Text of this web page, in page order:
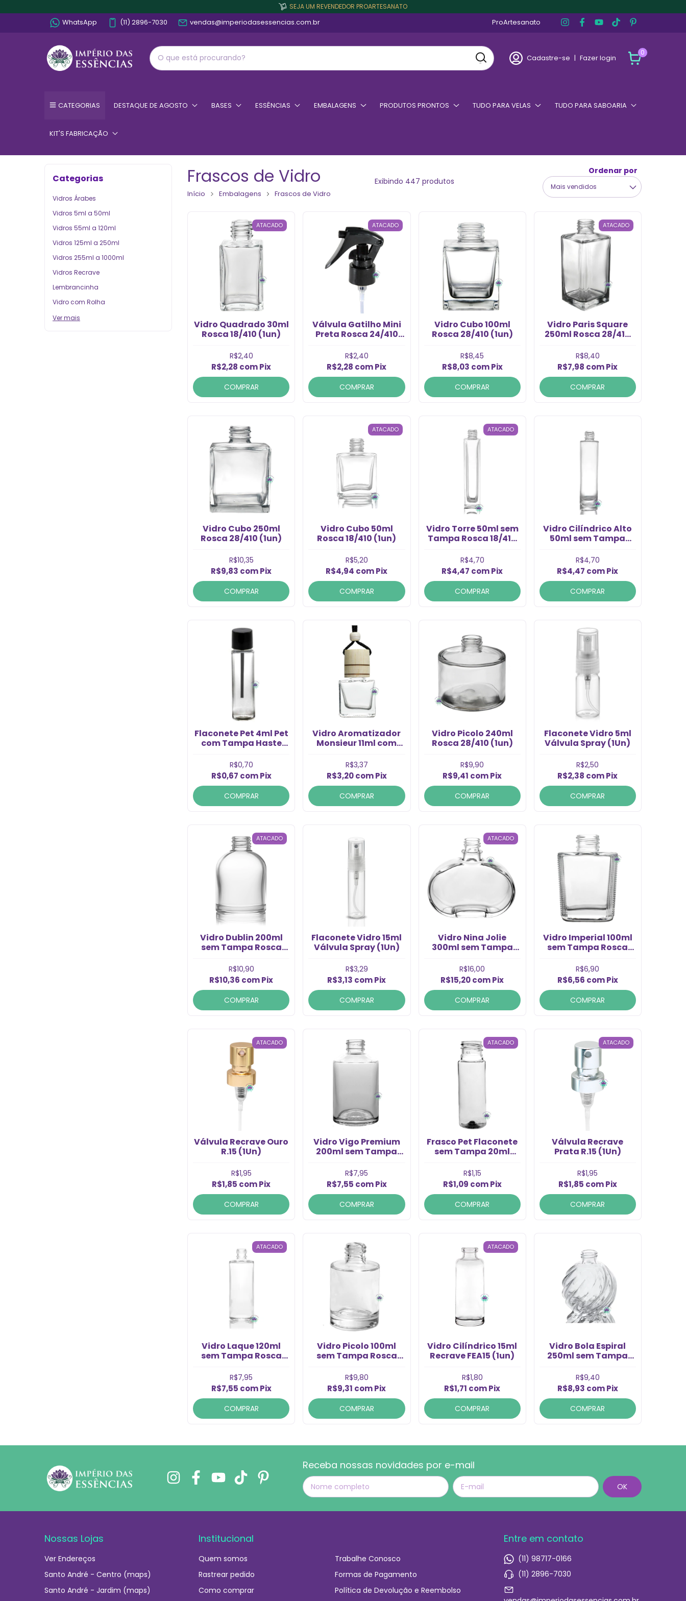
SEJA UM REVENDEDOR PROARTESANATO
WhatsApp (11) 2896-7030 vendas@imperiodasessencias.com.br ProArtesanato
Cadastre-se | Fazer login
0
CATEGORIAS DESTAQUE DE AGOSTO BASES ESSÊNCIAS EMBALAGENS PRODUTOS PRONTOS TUDO PARA VELAS TUDO PARA SABOARIA
KIT'S FABRICAÇÃO
Categorias
Vidros Árabes
Vidros 5ml a 50ml
Vidros 55ml a 120ml
Vidros 125ml a 250ml
Vidros 255ml a 1000ml
Vidros Recrave
Lembrancinha
Vidro com Rolha
Ver mais
Frascos de Vidro
Início Embalagens Frascos de Vidro
Exibindo 447 produtos
Ordenar por
ATACADO
Vidro Quadrado 30ml
Rosca 18/410 (1un)
R$2,40
R$2,28 comPix
COMPRAR
ATACADO
Válvula Gatilho Mini
Preta Rosca 24/410
R$2,40
R$2,28 comPix
COMPRAR
Vidro Cubo 100ml
Rosca 28/410 (1un)
R$8,45
R$8,03 com Pix
COMPRAR
ATACADO
Vidro Paris Square
250ml Rosca 28/410
R$8,40
R$7,98 comPix
COMPRAR
Vidro Cubo 250ml
Rosca 28/410 (1un)
R$10,35
R$9,83 comPix
COMPRAR
ATACADO
Vidro Cubo 50ml
Rosca 18/410 (1un)
R$5,20
R$4,94 comPix
COMPRAR
ATACADO
Vidro Torre 50ml sem
Tampa Rosca 18/410
R$4,70
R$4,47 comPix
COMPRAR
Vidro Cilíndrico Alto
50ml sem Tampa
R$4,70
R$4,47 comPix
COMPRAR
Flaconete Pet 4ml Pet
com Tampa Haste
R$0,70
R$0,67 com Pix
COMPRAR
Vidro Aromatizador
Monsieur 11ml com
(1Un)
R$3,37
R$3,20comPix
COMPRAR
Vidro Picolo 240ml
Rosca 28/410 (1un)
R$9,90
R$9,41 comPix
COMPRAR
Flaconete Vidro 5ml
Válvula Spray (1Un)
R$2,50
R$2,38 comPix
COMPRAR
ATACADO
Vidro Dublin 200ml
sem Tampa Rosca
R$10,90
R$10,36 comPix
COMPRAR
Flaconete Vidro 15ml
Válvula Spray (1Un)
R$3,29
R$3,13 comPix
COMPRAR
ATACADO
Vidro Nina Jolie
300ml sem Tampa
R$16,00
R$15,20comPix
COMPRAR
Vidro Imperial 100ml
sem Tampa Rosca
R$6,90
R$6,56 comPix
COMPRAR
ATACADO
Válvula Recrave Ouro
R.15 (1Un)
R$1,95
R$1,85 comPix
COMPRAR
Vidro Vigo Premium
200ml sem Tampa
R$7,95
R$7,55 comPix
COMPRAR
ATACADO
Frasco Pet Flaconete
sem Tampa 20ml
R$1,15
R$1,09 com Pix
COMPRAR
ATACADO
Válvula Recrave
Prata R.15 (1Un)
R$1,95
R$1,85 comPix
COMPRAR
ATACADO
Vidro Laque 120ml
sem Tampa Rosca
R$7,95
R$7,55 com Pix
COMPRAR
Vidro Picolo 100ml
sem Tampa Rosca
R$9,80
R$9,31 comPix
COMPRAR
ATACADO
Vidro Cilíndrico 15ml
Recrave FEA15 (1un)
R$1,80
R$1,71 comPix
COMPRAR
Vidro Bola Espiral
250ml sem Tampa
R$9,40
R$8,93 comPix
COMPRAR
Receba nossas novidades por e-mail
Nossas Lojas
Ver Endereços
Santo André - Centro (maps)
Santo André - Jardim (maps)
Institucional
Quem somos
Rastrear pedido
Como comprar
Trabalhe Conosco
Formas de Pagamento
Política de Devolução e Reembolso
Entre em contato
(11) 98717-0166
(11) 2896-7030